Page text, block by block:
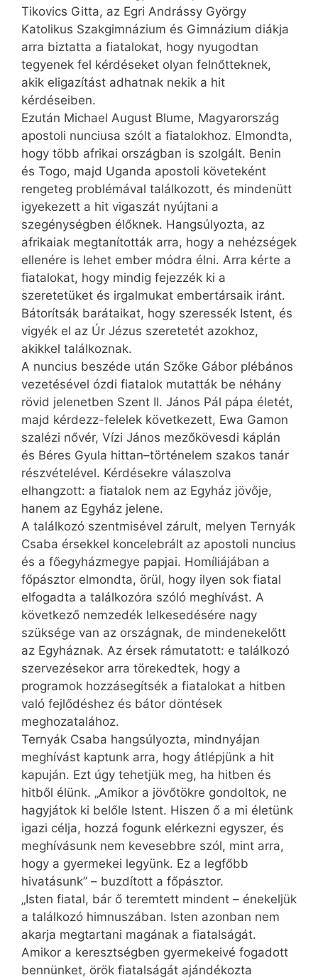
Tikovics Gitta, az Egri Andrássy György
Katolikus Szakgimnázium és Gimnázium diákja
arra biztatta a fiatalokat, hogy nyugodtan
tegyenek fel kérdéseket olyan felnőtteknek,
akik eligazítást adhatnak nekik a hit
kérdéseiben.
Ezután Michael August Blume, Magyarország
apostoli nunciusa szólt a fiatalokhoz. Elmondta,
hogy több afrikai országban is szolgált. Benin
és Togo, majd Uganda apostoli követeként
rengeteg problémával találkozott, és mindenütt
igyekezett a hit vigaszát nyújtani a
szegénységben élőknek. Hangsúlyozta, az
afrikaiak megtanították arra, hogy a nehézségek
ellenére is lehet ember módra élni. Arra kérte a
fiatalokat, hogy mindig fejezzék ki a
szeretetüket és irgalmukat embertársaik iránt.
Bátorítsák barátaikat, hogy szeressék Istent, és
vigyék el az Úr Jézus szeretetét azokhoz,
akikkel találkoznak.
A nuncius beszéde után Szőke Gábor plébános
vezetésével ózdi fiatalok mutatták be néhány
rövid jelenetben Szent II. János Pál pápa életét,
majd kérdezz-felelek következett, Ewa Gamon
szalézi nővér, Vízi János mezőkövesdi káplán
és Béres Gyula hittan–történelem szakos tanár
részvételével. Kérdésekre válaszolva
elhangzott: a fiatalok nem az Egyház jövője,
hanem az Egyház jelene.
A találkozó szentmisével zárult, melyen Ternyák
Csaba érsekkel koncelebrált az apostoli nuncius
és a főegyházmegye papjai. Homíliájában a
főpásztor elmondta, örül, hogy ilyen sok fiatal
elfogadta a találkozóra szóló meghívást. A
következő nemzedék lelkesedésére nagy
szüksége van az országnak, de mindenekelőtt
az Egyháznak. Az érsek rámutatott: e találkozó
szervezésekor arra törekedtek, hogy a
programok hozzásegítsék a fiatalokat a hitben
való fejlődéshez és bátor döntések
meghozatalához.
Ternyák Csaba hangsúlyozta, mindnyájan
meghívást kaptunk arra, hogy átlépjünk a hit
kapuján. Ezt úgy tehetjük meg, ha hitben és
hitből élünk. „Amikor a jövőtökre gondoltok, ne
hagyjátok ki belőle Istent. Hiszen ő a mi életünk
igazi célja, hozzá fogunk elérkezni egyszer, és
meghívásunk nem kevesebbre szól, mint arra,
hogy a gyermekei legyünk. Ez a legfőbb
hivatásunk” – buzdított a főpásztor.
„Isten fiatal, bár ő teremtett mindent – énekeljük
a találkozó himnuszában. Isten azonban nem
akarja megtartani magának a fiatalságát.
Amikor a keresztségben gyermekeivé fogadott
bennünket, örök fiatalságát ajándékozta